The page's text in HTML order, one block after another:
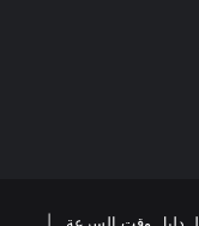
دليل وقت السرعة